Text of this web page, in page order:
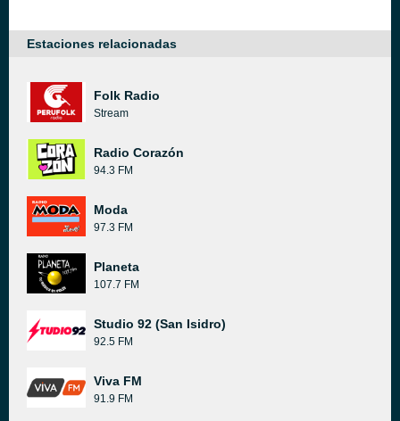
Estaciones relacionadas
Folk Radio
Stream
Radio Corazón
94.3 FM
Moda
97.3 FM
Planeta
107.7 FM
Studio 92 (San Isidro)
92.5 FM
Viva FM
91.9 FM